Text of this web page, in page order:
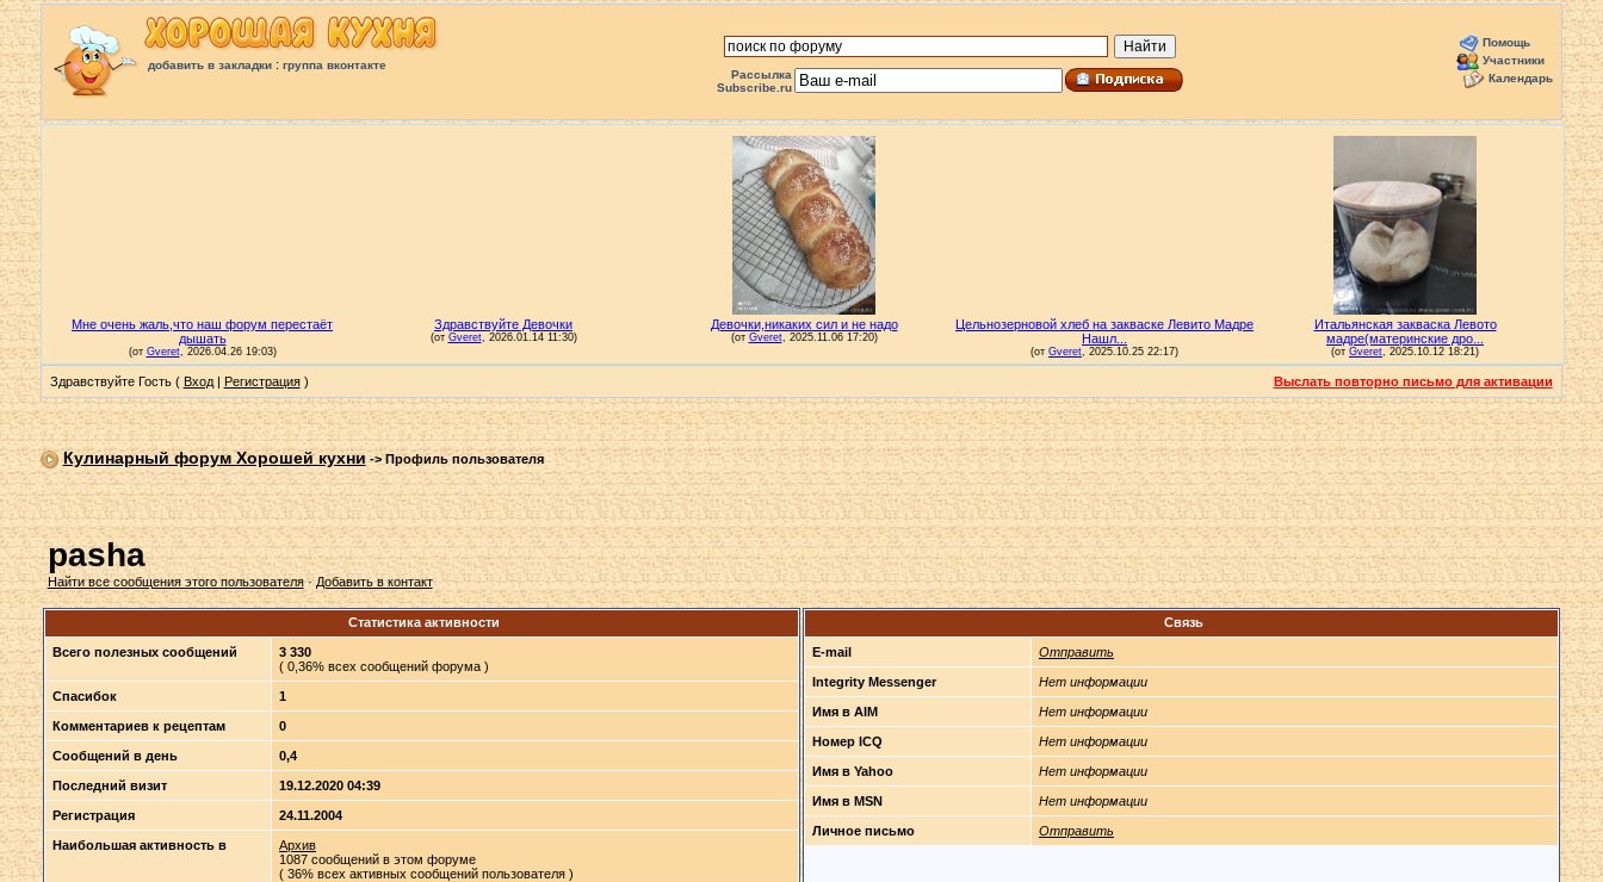
добавить в закладки: группа вконтакте
Рассылка
Subscribe.ru
Помощь
Участники
Календарь
Здравствуйте Гость ( Вход| Регистрация) Выслать повторно письмо для активации
Кулинарный форум Хорошей кухни->Профиль пользователя
pasha
Найти все сообщения этого пользователя·Добавить в контакт
Статистика активности
Всего полезных сообщений
3 330
( 0,36% всех сообщений форума )
Спасибок 1
Комментариев к рецептам 0
Сообщений в день 0,4
Последний визит 19.12.2020 04:39
Регистрация 24.11.2004
Наибольшая активность в
Архив
1087 сообщений в этом форуме
( 36% всех активных сообщений пользователя )
Связь
E-mail Отправить
Integrity Messenger Нет информации
Имя в AIM Нет информации
Номер ICQ Нет информации
Имя в Yahoo Нет информации
Имя в MSN Нет информации
Личное письмо Отправить